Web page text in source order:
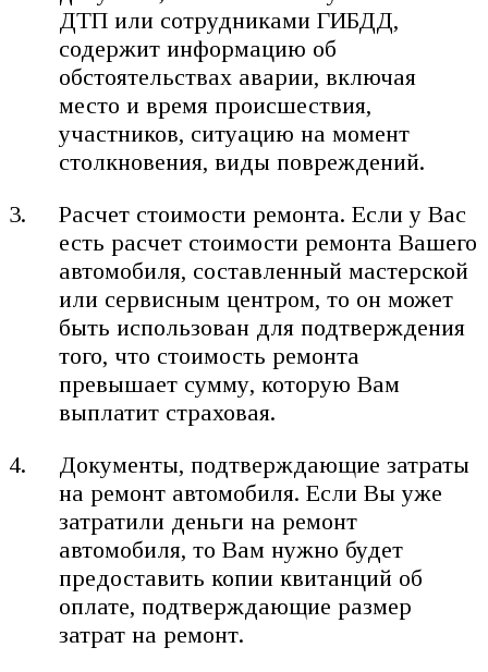
ДТП или сотрудниками ГИБДД,
содержит информацию об
обстоятельствах аварии, включая
место и время происшествия,
участников, ситуацию на момент
столкновения, виды повреждений.
Расчет стоимости ремонта. Если у Вас
есть расчет стоимости ремонта Вашего
автомобиля, составленный мастерской
или сервисным центром, то он может
быть использован для подтверждения
того, что стоимость ремонта
превышает сумму, которую Вам
выплатит страховая.
Документы, подтверждающие затраты
на ремонт автомобиля. Если Вы уже
затратили деньги на ремонт
автомобиля, то Вам нужно будет
предоставить копии квитанций об
оплате, подтверждающие размер
затрат на ремонт.